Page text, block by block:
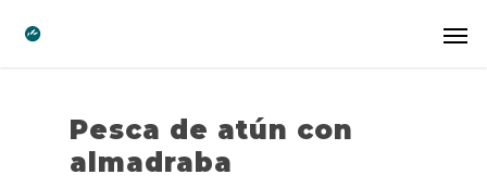
Pesca de atún con
almadraba